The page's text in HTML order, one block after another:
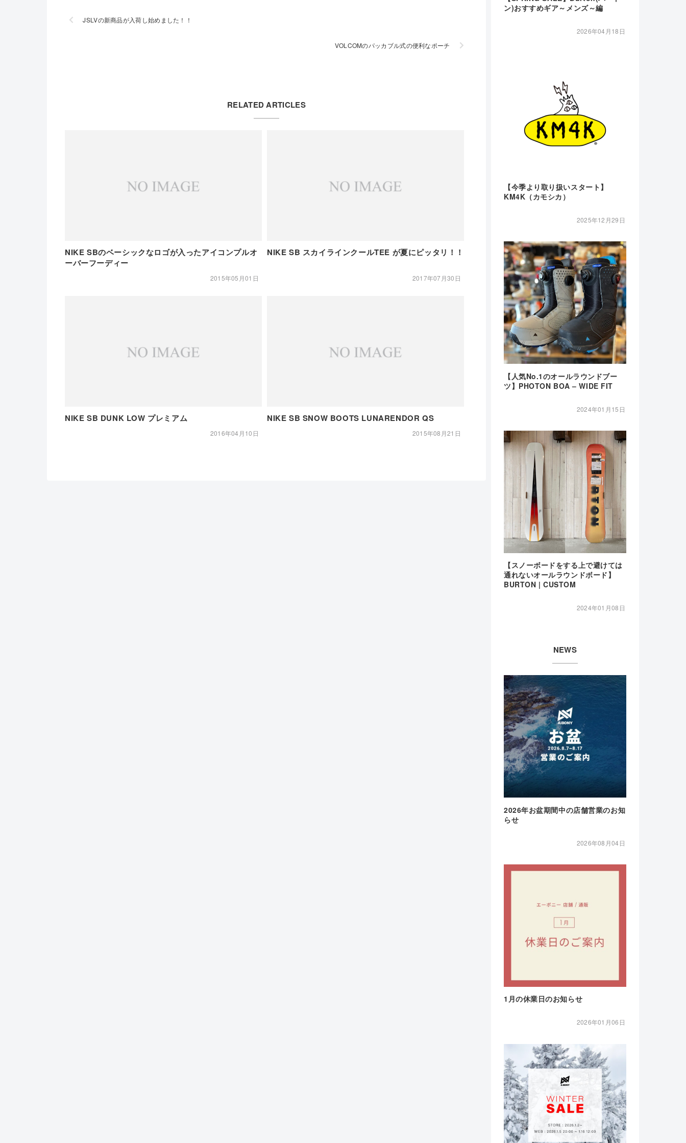
JSLVの新商品が入荷し始めました！！
VOLCOMのパッカブル式の便利なポーチ
RELATED ARTICLES
NIKE SBのベーシックなロゴが入ったアイコンプルオ
ーバーフーディー
2015年05月01日
NIKE SB スカイラインクールTEE が夏にピッタリ！！
2017年07月30日
NIKE SB DUNK LOW プレミアム
2016年04月10日
NIKE SB SNOW BOOTS LUNARENDOR QS
2015年08月21日
ン)おすすめギア～メンズ～編
2026年04月18日
【今季より取り扱いスタート】
KM4K（カモシカ）
2025年12月29日
【人気No.1のオールラウンドブー
ツ】PHOTON BOA – WIDE FIT
2024年01月15日
【スノーボードをする上で避けては
通れないオールラウンドボード】
BURTON | CUSTOM
2024年01月08日
NEWS
2026年お盆期間中の店舗営業のお知
らせ
2026年08月04日
1月の休業日のお知らせ
2026年01月06日